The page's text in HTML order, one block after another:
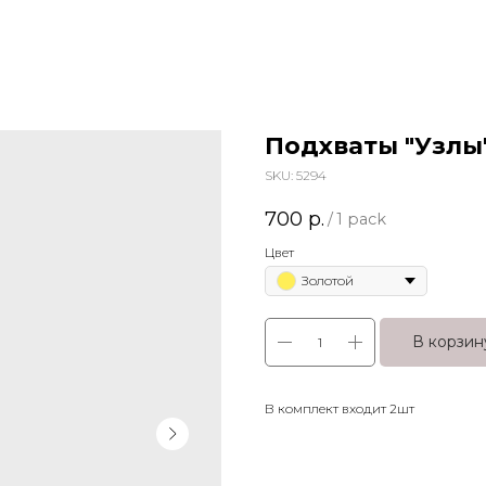
Подхваты
SKU: 5294
700 р. /1 pack
Цвет
Золотой
В
В комплект входит 2шт